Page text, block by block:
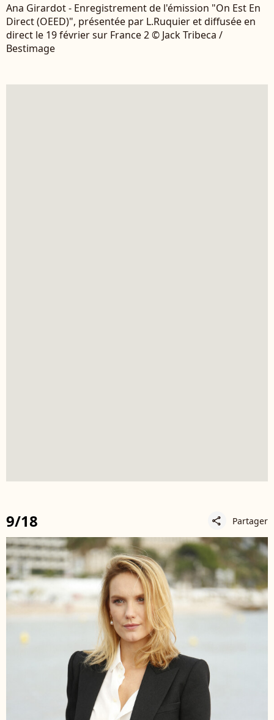
Ana Girardot - Enregistrement de l'émission "On Est En
Direct (OEED)", présentée par L.Ruquier et diffusée en
direct le 19 février sur France 2 © Jack Tribeca /
Bestimage
9/18 share Partager